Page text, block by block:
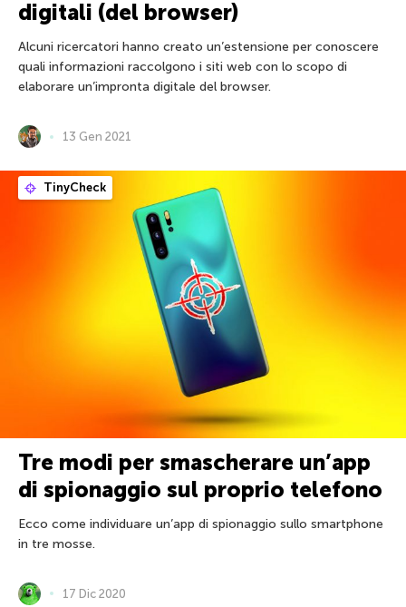
digitali (del browser)
Alcuni ricercatori hanno creato un’estensione per conoscere
quali informazioni raccolgono i siti web con lo scopo di
elaborare un’impronta digitale del browser.
13 Gen 2021
TinyCheck
Tre modi per smascherare un’app
di spionaggio sul proprio telefono
Ecco come individuare un’app di spionaggio sullo smartphone
in tre mosse.
17 Dic 2020